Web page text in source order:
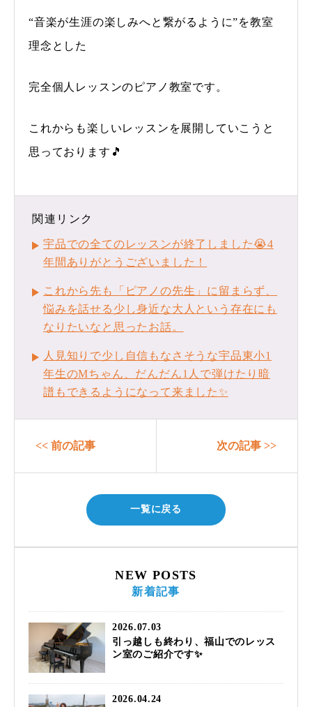
“音楽が生涯の楽しみへと繋がるように”を教室
理念とした
完全個人レッスンのピアノ教室です。
これからも楽しいレッスンを展開していこうと
思っております🎵
関連リンク
宇品での全てのレッスンが終了しました😭4
年間ありがとうございました！
これから先も「ピアノの先生」に留まらず、
悩みを話せる少し身近な大人という存在にも
なりたいなと思ったお話。
人見知りで少し自信もなさそうな宇品東小1
年生のМちゃん、だんだん1人で弾けたり暗
譜もできるようになって来ました✨
<< 前の記事 次の記事 >>
一覧に戻る
NEW POSTS
新着記事
2026.07.03
引っ越しも終わり、福山でのレッス
ン室のご紹介です✨
2026.04.24